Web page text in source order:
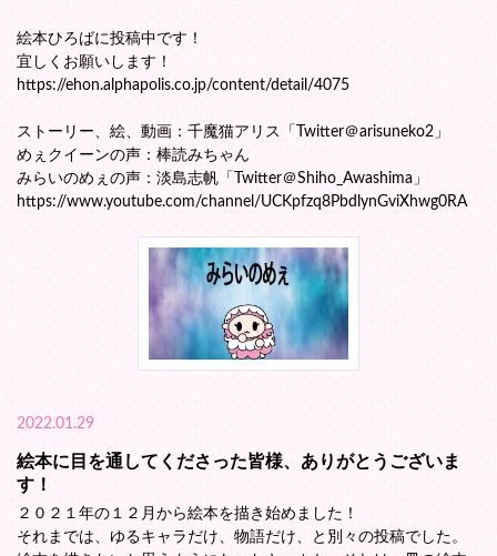
絵本ひろばに投稿中です！
宜しくお願いします！
https://ehon.alphapolis.co.jp/content/detail/4075
ストーリー、絵、動画：千魔猫アリス「Twitter＠arisuneko2」
めぇクイーンの声：棒読みちゃん
みらいのめぇの声：淡島志帆「Twitter＠Shiho_Awashima」
https://www.youtube.com/channel/UCKpfzq8PbdlynGviXhwg0RA
2022.01.29
絵本に目を通してくださった皆様、ありがとうございま
す！
２０２１年の１２月から絵本を描き始めました！
それまでは、ゆるキャラだけ、物語だけ、と別々の投稿でした。